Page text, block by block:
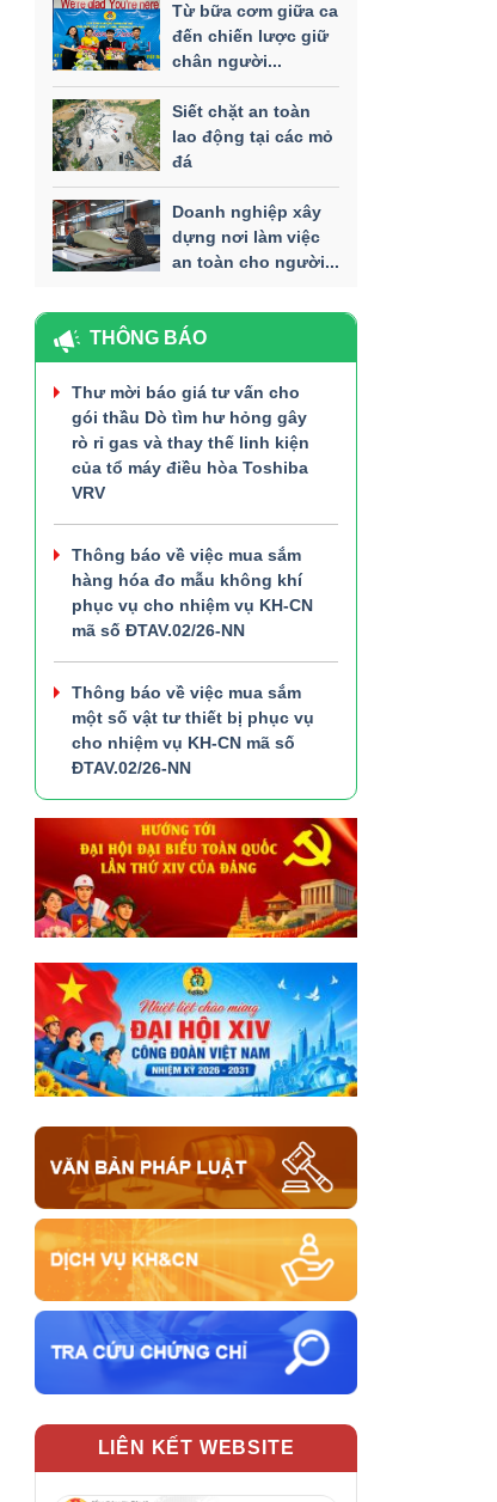
Từ bữa cơm giữa ca
đến chiến lược giữ
chân người...
Siết chặt an toàn
lao động tại các mỏ
đá
Doanh nghiệp xây
dựng nơi làm việc
an toàn cho người...
THÔNG BÁO
Thư mời báo giá tư vấn cho
gói thầu Dò tìm hư hỏng gây
rò rỉ gas và thay thế linh kiện
của tổ máy điều hòa Toshiba
VRV
Thông báo về việc mua sắm
hàng hóa đo mẫu không khí
phục vụ cho nhiệm vụ KH-CN
mã số ĐTAV.02/26-NN
Thông báo về việc mua sắm
một số vật tư thiết bị phục vụ
cho nhiệm vụ KH-CN mã số
ĐTAV.02/26-NN
LIÊN KẾT WEBSITE